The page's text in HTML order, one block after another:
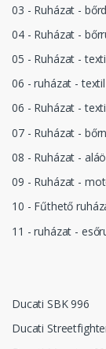
03 - Ruházat -
04 - Ruházat -
05 - Ruházat -
06 - ruházat -
06 - Ruházat -
07 - Ruházat -
08 - Ruházat -
09 - Ruházat -
10 - Fűthető
11 - ruházat -
Ducati SBK 996
Ducati